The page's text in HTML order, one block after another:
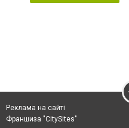
Реклама на сайті
Франшиза "CitySites"